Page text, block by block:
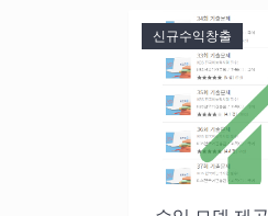
신규수익창출